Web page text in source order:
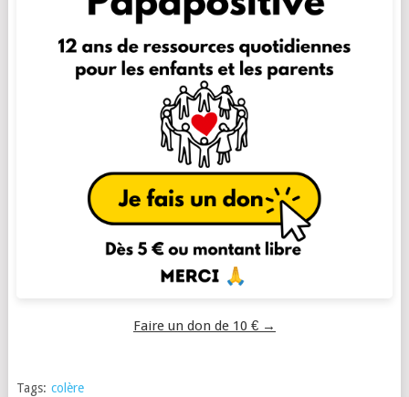
Faire un don de 10 € →
Tags: colère